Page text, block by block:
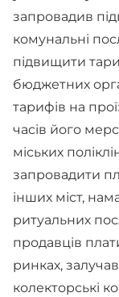
запровадив
комунальні
підвищити
бюджетних
тарифів на
часів його
міських
запровадити
інших міст,
ритуальних
продавців
ринках,
колекторські